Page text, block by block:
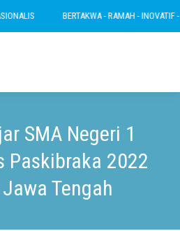
BERTAKWA - RAMAH - INOVATIF -
SMA Negeri 1
Paskibraka 2022
Tengah